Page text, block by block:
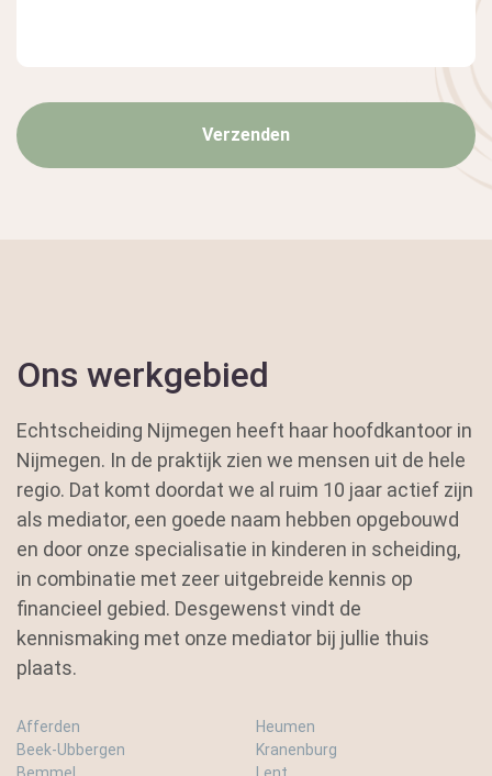
Ons werkgebied
Echtscheiding Nijmegen heeft haar hoofdkantoor in
Nijmegen. In de praktijk zien we mensen uit de hele
regio. Dat komt doordat we al ruim 10 jaar actief zijn
als mediator, een goede naam hebben opgebouwd
en door onze specialisatie in kinderen in scheiding,
in combinatie met zeer uitgebreide kennis op
financieel gebied. Desgewenst vindt de
kennismaking met onze mediator bij jullie thuis
plaats.
Afferden
Beek-Ubbergen
Heumen
Kranenburg